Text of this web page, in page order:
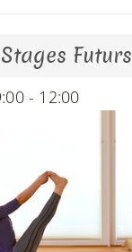
Stages Futurs
- 12:00